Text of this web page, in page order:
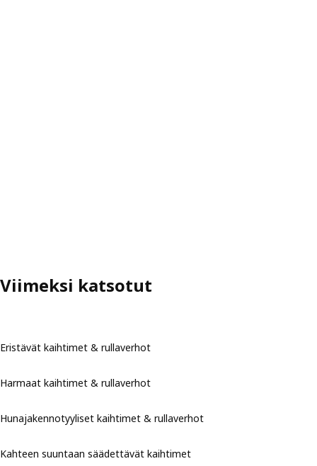
Viimeksi katsotut
Eristävät kaihtimet & rullaverhot
Harmaat kaihtimet & rullaverhot
Hunajakennotyyliset kaihtimet & rullaverhot
Kahteen suuntaan säädettävät kaihtimet